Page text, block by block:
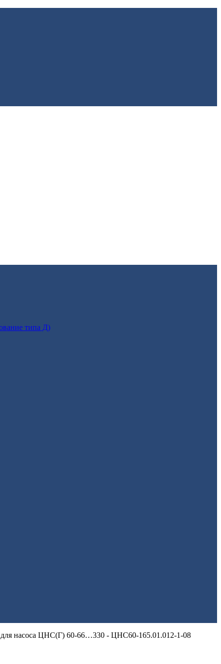
типа Д)
насоса ЦНС(Г) 60-66…330 - ЦНС60-165.01.012-1-08